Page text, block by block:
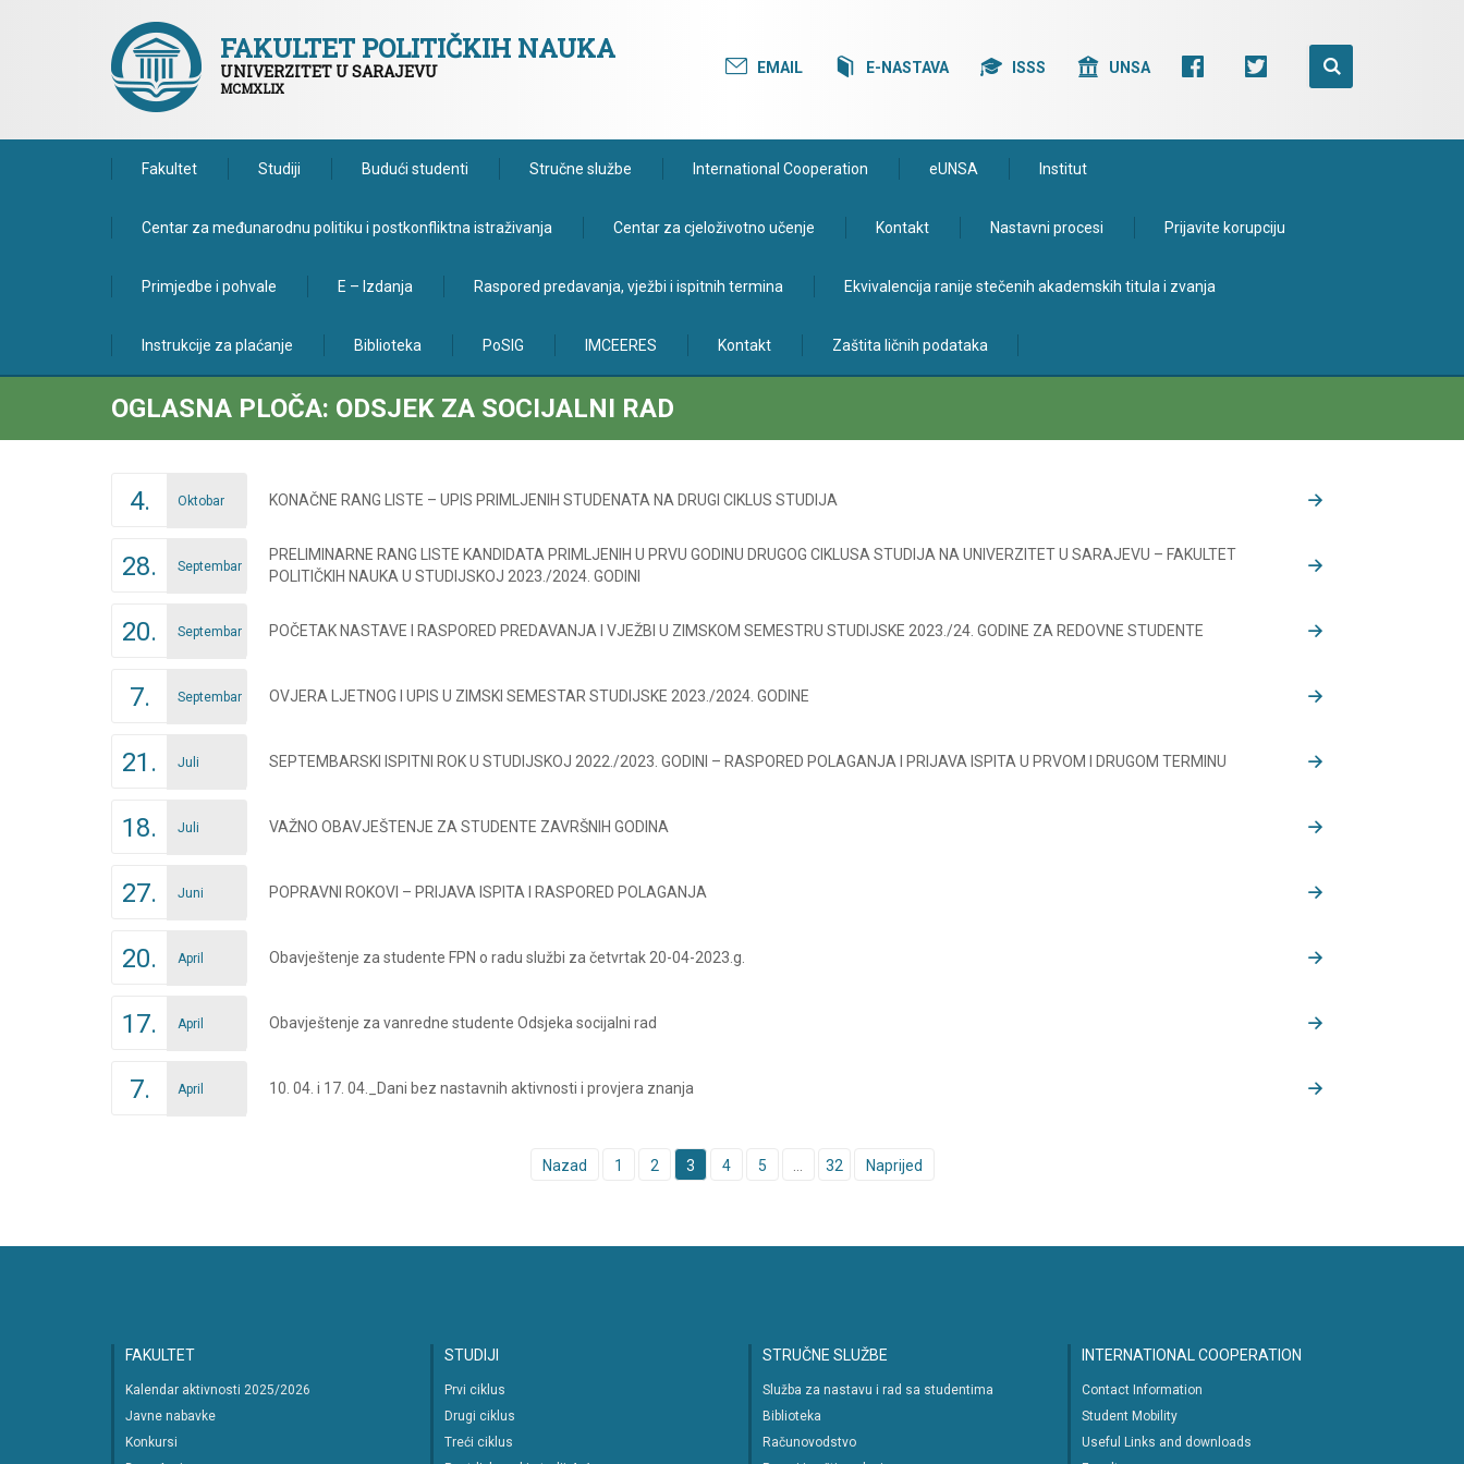
FAKULTET POLITIČKIH NAUKA
UNIVERZITET U SARAJEVU
MCMXLIX
EMAIL E-NASTAVA ISSS UNSA
Fakultet Studiji Budući studenti Stručne službe International Cooperation eUNSA Institut
Centar za međunarodnu politiku i postkonfliktna istraživanja Centar za cjeloživotno učenje Kontakt Nastavni procesi Prijavite korupciju
Primjedbe i pohvale E – Izdanja Raspored predavanja, vježbi i ispitnih termina Ekvivalencija ranije stečenih akademskih titula i zvanja
Instrukcije za plaćanje Biblioteka PoSIG IMCEERES Kontakt Zaštita ličnih podataka
OGLASNA PLOČA: ODSJEK ZA SOCIJALNI RAD
4. Oktobar KONAČNE RANG LISTE – UPIS PRIMLJENIH STUDENATA NA DRUGI CIKLUS STUDIJA
28. Septembar
PRELIMINARNE RANG LISTE KANDIDATA PRIMLJENIH U PRVU GODINU DRUGOG CIKLUSA STUDIJA NA UNIVERZITET U SARAJEVU – FAKULTET
POLITIČKIH NAUKA U STUDIJSKOJ 2023./2024. GODINI
20. Septembar POČETAK NASTAVE I RASPORED PREDAVANJA I VJEŽBI U ZIMSKOM SEMESTRU STUDIJSKE 2023./24. GODINE ZA REDOVNE STUDENTE
7. Septembar OVJERA LJETNOG I UPIS U ZIMSKI SEMESTAR STUDIJSKE 2023./2024. GODINE
21. Juli SEPTEMBARSKI ISPITNI ROK U STUDIJSKOJ 2022./2023. GODINI – RASPORED POLAGANJA I PRIJAVA ISPITA U PRVOM I DRUGOM TERMINU
18. Juli VAŽNO OBAVJEŠTENJE ZA STUDENTE ZAVRŠNIH GODINA
27. Juni POPRAVNI ROKOVI – PRIJAVA ISPITA I RASPORED POLAGANJA
20. April Obavještenje za studente FPN o radu službi za četvrtak 20-04-2023.g.
17. April Obavještenje za vanredne studente Odsjeka socijalni rad
7. April 10. 04. i 17. 04._Dani bez nastavnih aktivnosti i provjera znanja
Nazad 1 2 3 4 5 32 Naprijed
FAKULTET
Kalendar aktivnosti 2025/2026
Javne nabavke
Konkursi
STUDIJI
Prvi ciklus
Drugi ciklus
Treći ciklus
STRUČNE SLUŽBE
Služba za nastavu i rad sa studentima
Biblioteka
Računovodstvo
INTERNATIONAL COOPERATION
Contact Information
Student Mobility
Useful Links and downloads